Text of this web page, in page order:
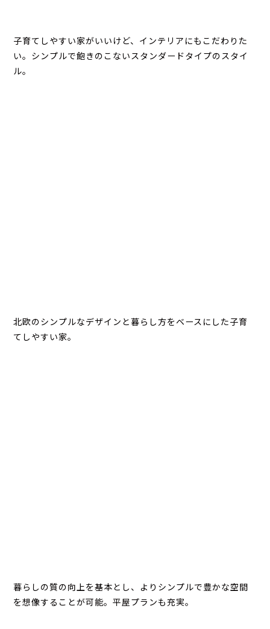
子育てしやすい家がいいけど、インテリアにもこだわりた
い。シンプルで飽きのこないスタンダードタイプのスタイ
ル。
北欧のシンプルなデザインと暮らし方をベースにした子育
てしやすい家。
暮らしの質の向上を基本とし、よりシンプルで豊かな空間
を想像することが可能。平屋プランも充実。